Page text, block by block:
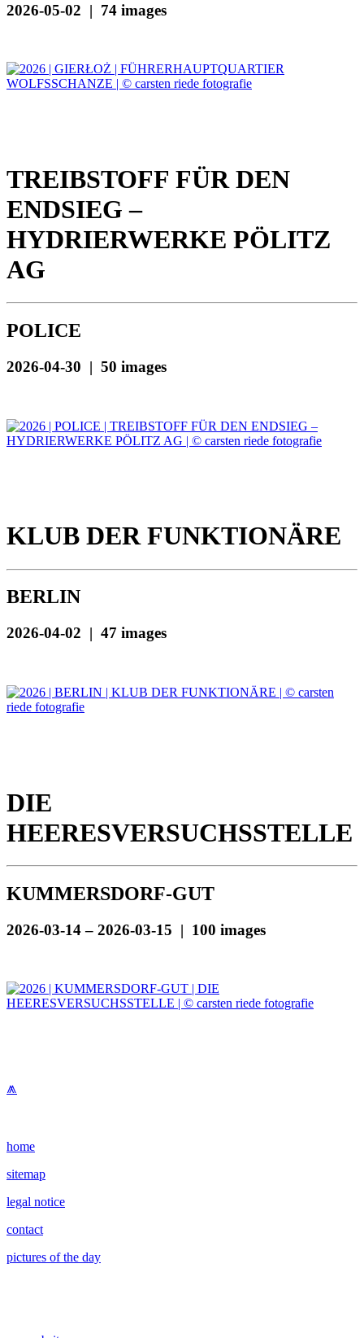
2026-05-02 | 74 images
TREIBSTOFF FÜR DEN
ENDSIEG –
HYDRIERWERKE PÖLITZ
AG
POLICE
2026-04-30 | 50 images
KLUB DER FUNKTIONÄRE
BERLIN
2026-04-02 | 47 images
DIE
HEERESVERSUCHSSTELLE
KUMMERSDORF-GUT
2026-03-14 – 2026-03-15 | 100 images
⩕
home
sitemap
legal notice
contact
pictures of the day